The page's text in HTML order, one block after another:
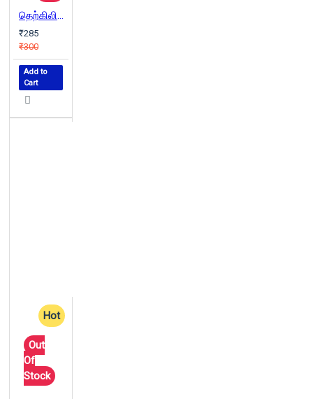
தெற்கிலிருந்து ஒரு சூரியன்
₹285
₹300
Add to
Cart
Hot
Out
Of
Stock